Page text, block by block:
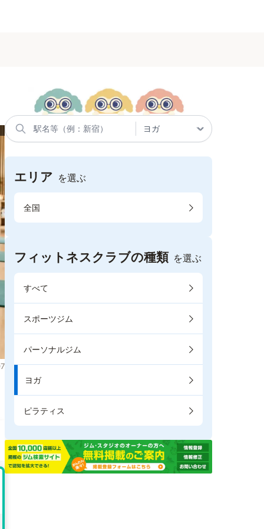
エリア を選ぶ
全国
フィットネスクラブの種類 を選ぶ
すべて
スポーツジム
パーソナルジム
ヨガ
ピラティス